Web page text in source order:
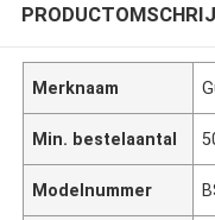
Merknaam
Min. bestelaantal
Modelnummer